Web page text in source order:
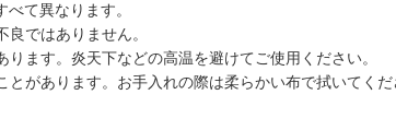
て異なります。
ではありません。
ます。炎天下などの高温を避けてご使用ください。
があります。お手入れの際は柔らかい布で拭いてくだ